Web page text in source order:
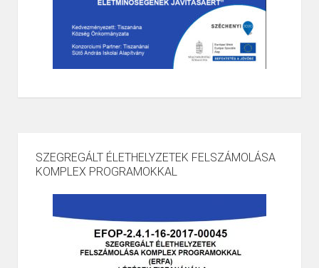
SZEGREGÁLT ÉLETHELYZETEK FELSZÁMOLÁSA
KOMPLEX PROGRAMOKKAL